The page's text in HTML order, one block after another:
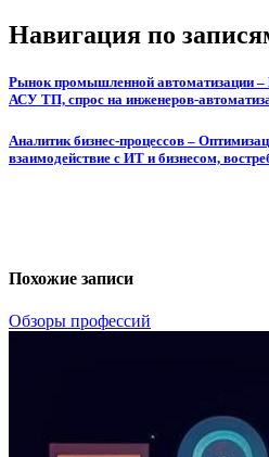
Навигация по
Рынок промышленной автоматизации –
АСУ ТП, спрос на инженеров-
Аналитик бизнес-процессов –
взаимодействие с ИТ и бизнесом,
Похожие записи
Обзоры профессий